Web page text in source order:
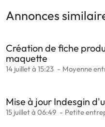
Annonces
Création de fiche
maquette
14 juillet à 15:23 Moyenne
Mise à jour Indesgin
15 juillet à 06:49 Petite